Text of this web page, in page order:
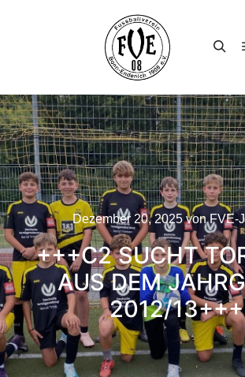
Dezember 20, 2025vonFVE-
+++C2 SUCHT
AUS DEM
2012/13+++